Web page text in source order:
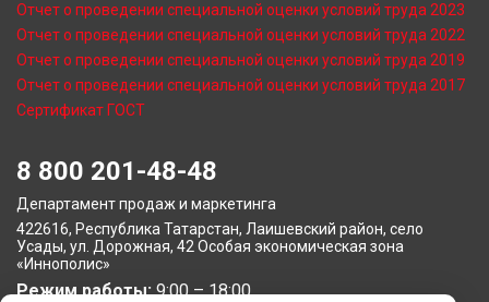
Отчет о проведении специальной оценки условий труда 2023
Отчет о проведении специальной оценки условий труда 2022
Отчет о проведении специальной оценки условий труда 2019
Отчет о проведении специальной оценки условий труда 2017
Сертификат ГОСТ
8 800 201-48-48
Департамент продаж и маркетинга
422616, Республика Татарстан, Лаишевский район, село
Усады, ул. Дорожная, 42 Особая экономическая зона
«Иннополис»
Режим работы:9:00 – 18:00